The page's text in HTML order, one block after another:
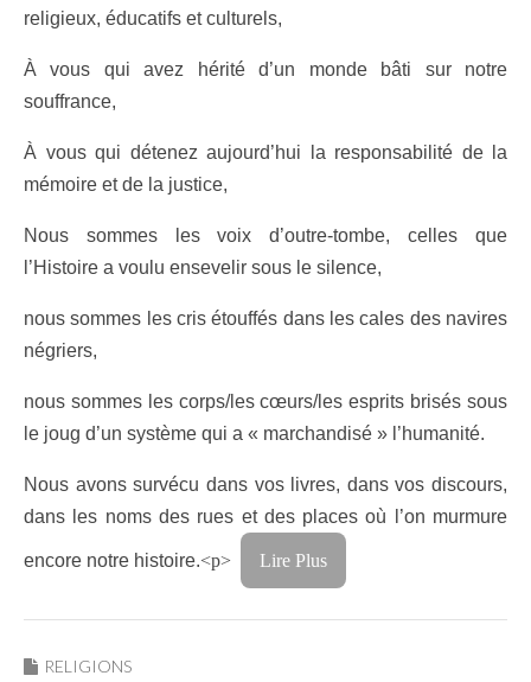
religieux, éducatifs et culturels,
À vous qui avez hérité d’un monde bâti sur notre
souffrance,
À vous qui détenez aujourd’hui la responsabilité de la
mémoire et de la justice,
Nous sommes les voix d’outre-tombe, celles que
l’Histoire a voulu ensevelir sous le silence,
nous sommes les cris étouffés dans les cales des navires
négriers,
nous sommes les corps/les cœurs/les esprits brisés sous
le joug d’un système qui a « marchandisé » l’humanité.
Nous avons survécu dans vos livres, dans vos discours,
dans les noms des rues et des places où l’on murmure
encore notre histoire.<p> Lire Plus
RELIGIONS